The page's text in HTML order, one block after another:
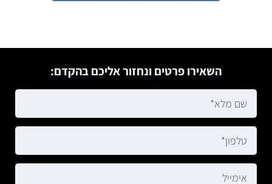
השאירו פרטים ונחזור אליכם בהקדם: